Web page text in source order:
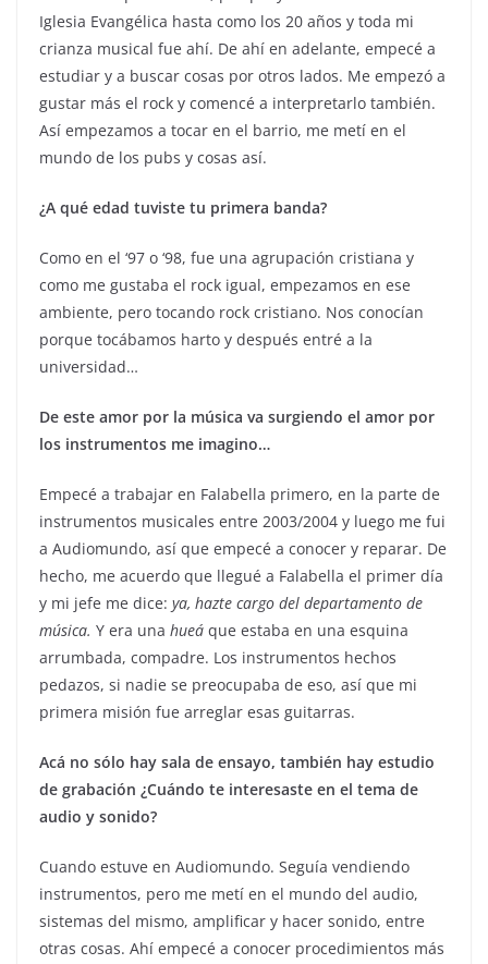
Iglesia Evangélica hasta como los 20 años y toda mi
crianza musical fue ahí. De ahí en adelante, empecé a
estudiar y a buscar cosas por otros lados. Me empezó a
gustar más el rock y comencé a interpretarlo también.
Así empezamos a tocar en el barrio, me metí en el
mundo de los pubs y cosas así.
¿A qué edad tuviste tu primera banda?
Como en el ‘97 o ‘98, fue una agrupación cristiana y
como me gustaba el rock igual, empezamos en ese
ambiente, pero tocando rock cristiano. Nos conocían
porque tocábamos harto y después entré a la
universidad…
De este amor por la música va surgiendo el amor por
los instrumentos me imagino…
Empecé a trabajar en Falabella primero, en la parte de
instrumentos musicales entre 2003/2004 y luego me fui
a Audiomundo, así que empecé a conocer y reparar. De
hecho, me acuerdo que llegué a Falabella el primer día
y mi jefe me dice: ya, hazte cargo del departamento de
música. Y era una hueá que estaba en una esquina
arrumbada, compadre. Los instrumentos hechos
pedazos, si nadie se preocupaba de eso, así que mi
primera misión fue arreglar esas guitarras.
Acá no sólo hay sala de ensayo, también hay estudio
de grabación ¿Cuándo te interesaste en el tema de
audio y sonido?
Cuando estuve en Audiomundo. Seguía vendiendo
instrumentos, pero me metí en el mundo del audio,
sistemas del mismo, amplificar y hacer sonido, entre
otras cosas. Ahí empecé a conocer procedimientos más